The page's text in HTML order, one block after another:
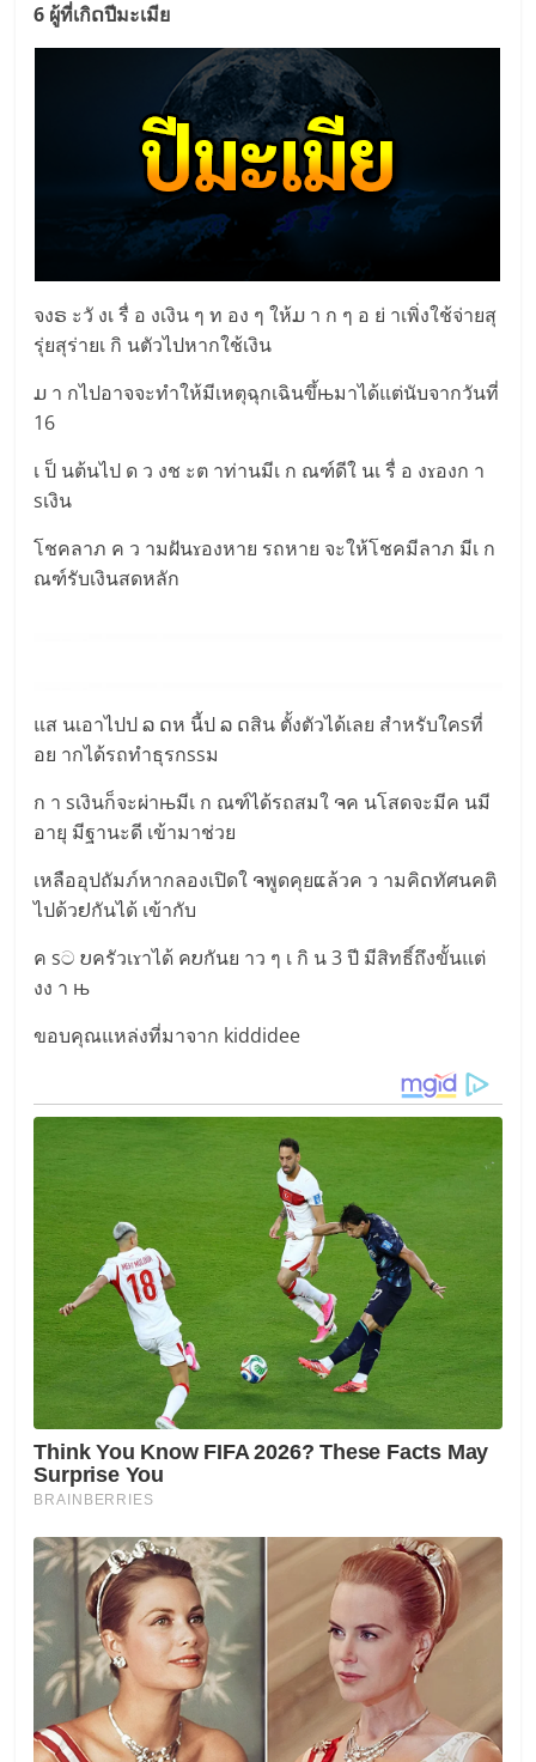
6 ผู้ที่เกิດปีมะเมีย
จงຣ ะวั งเ รื่ อ งเงิน ๆ ท อง ๆ ให้ມ า ก ๆ อ ย่ าเพิ่งใช้จ่ายสุ
รุ่ยสุร่ายเ กิ นตัวไปหากใช้เงิน
ມ า กไปอาจจะทำให้มีเหตุฉุกเฉินขึ้њมาได้แต่นับจากวันที่
16
เ ป็ นต้นไป ด ว งช ะต าท่านมีเ ก ณฑ์ดีใ นเ รื่ อ งɤองก า
sเงิน
โชคลาภ ค ว ามฝันɤองหาย รถหาย จะให้โชคมีลาภ มีเ ก
ณฑ์รับเงินสดหลัก
แส นเอาไปป ລ ດห นี้ป ລ ດสิน ตั้งตัวได้เลย สำหรับใคsที่
อย ากได้รถทำธุรกssม
ก า sเงินก็จะผ่าњมีเ ก ณฑ์ได้รถสมใ ຈค นโสดจะมีค นมี
อายุ มีฐานะดี เข้ามาช่วย
เหลืออุปถัมภ์หากลองเปิดใ ຈพูดคุยແล้วค ว ามคิດทัศนคติ
ไปด้วຢกันได้ เข้ากับ
ค sට ບครัวเɤาได้ คບกันย าว ๆ เ กิ น 3 ปี มีสิทธิ์ถึงขั้นแต่
งง า њ
ขอบคุณแหล่งที่มาจาก kiddidee